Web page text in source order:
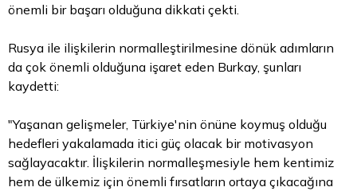
önemli bir başarı olduğuna dikkati çekti.
Rusya ile ilişkilerin normalleştirilmesine dönük adımların
da çok önemli olduğuna işaret eden Burkay, şunları
kaydetti:
"Yaşanan gelişmeler, Türkiye'nin önüne koymuş olduğu
hedefleri yakalamada itici güç olacak bir motivasyon
sağlayacaktır. İlişkilerin normalleşmesiyle hem kentimiz
hem de ülkemiz için önemli fırsatların ortaya çıkacağına